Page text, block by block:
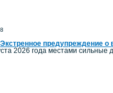
Экстренное предупреждение о
2026 года местами сильные